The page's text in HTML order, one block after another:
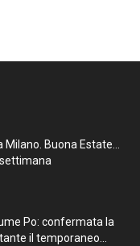
Milano. Buona Estate…
Po: confermata la
il temporaneo...